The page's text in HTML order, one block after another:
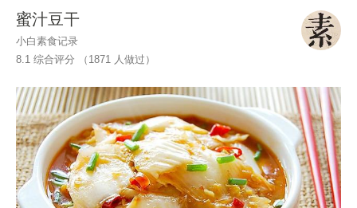
蜜汁豆干
小白素食记录
8.1 综合评分 （ 1871 人做过）